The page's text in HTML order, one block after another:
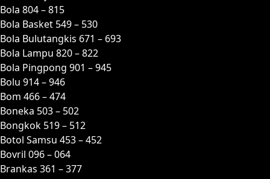
Bola 804 – 815
Bola Basket 549 – 530
Bola Bulutangkis 671 – 693
Bola Lampu 820 – 822
Bola Pingpong 901 – 945
Bolu 914 – 946
Bom 466 – 474
Boneka 503 – 502
Bongkok 519 – 512
Botol Samsu 453 – 452
Bovril 096 – 064
Brankas 361 – 377